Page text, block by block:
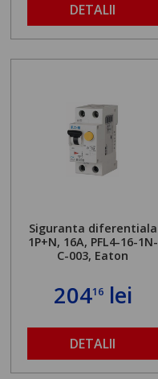
DETALII
Siguranta diferentiala
1P+N, 16A, PFL4-16-1N-
C-003, Eaton
20416lei
DETALII